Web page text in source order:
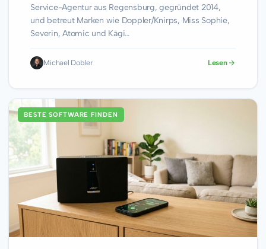
Service-Agentur aus Regensburg, gegründet 2014,
und betreut Marken wie Doppler/Knirps, Miss Sophie,
Severin, Atomic und Kägi…
Michael Dobler Lesen
BESTE SOFTWARE FINDEN